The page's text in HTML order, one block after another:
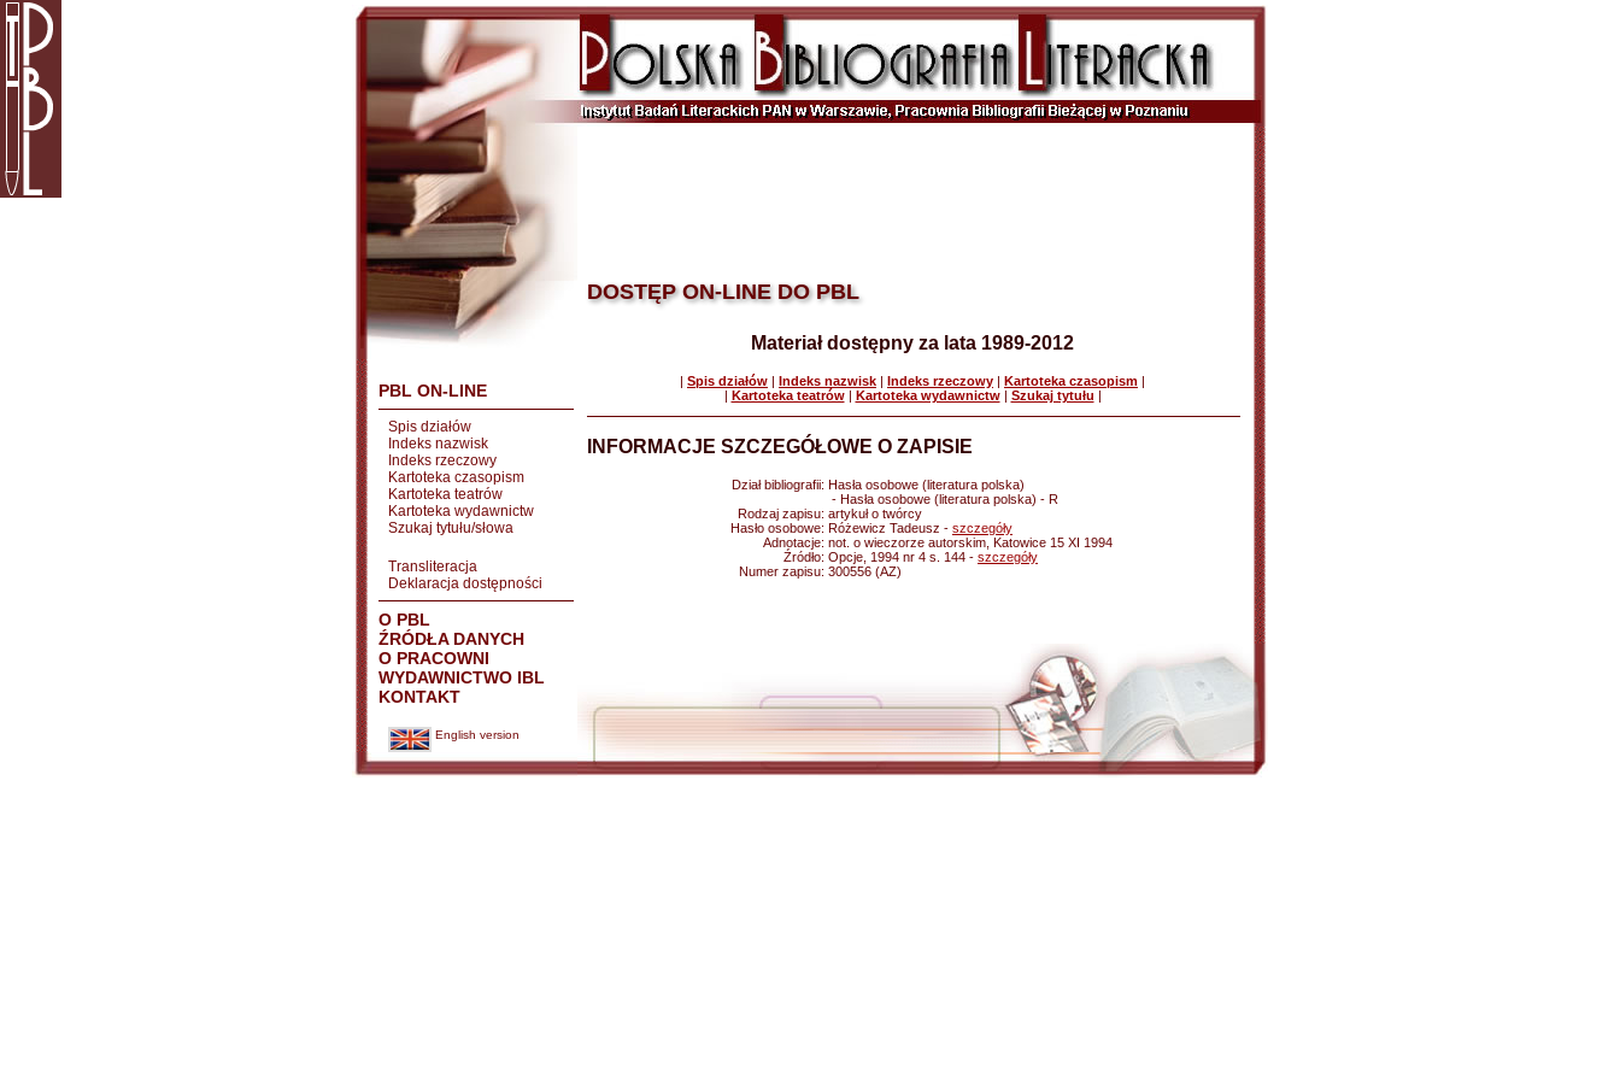
PBL ON-LINE
Spis działów
Indeks nazwisk
Indeks rzeczowy
Kartoteka czasopism
Kartoteka teatrów
Kartoteka wydawnictw
Szukaj tytułu/słowa
Transliteracja
Deklaracja dostępności
O PBL
ŹRÓDŁA DANYCH
O PRACOWNI
WYDAWNICTWO IBL
KONTAKT
English version
DOSTĘP ON-LINE DO PBL
Materiał dostępny za lata 1989-2012
| Spis działów | Indeks nazwisk | Indeks rzeczowy | Kartoteka czasopism |
| Kartoteka teatrów| Kartoteka wydawnictw| Szukaj tytułu |
INFORMACJE SZCZEGÓŁOWE O ZAPISIE
Dział bibliografii: Hasła osobowe (literatura polska)
- Hasła osobowe (literatura polska) - R
Rodzaj zapisu: artykuł o twórcy
Hasło osobowe: Różewicz Tadeusz - szczegóły
Adnotacje: not. o wieczorze autorskim, Katowice 15 XI 1994
Źródło: Opcje, 1994 nr 4 s. 144 - szczegóły
Numer zapisu: 300556 (AZ)